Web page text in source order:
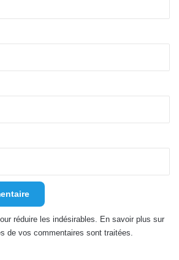
réduire les indésirables.
En savoir plus sur
de vos commentaires sont traitées